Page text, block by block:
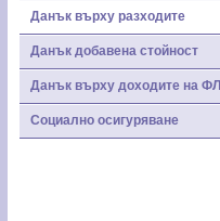
Данък върху разходите
Данък добавена стойност
Данък върху доходите на ФЛ
Социално осигуряване